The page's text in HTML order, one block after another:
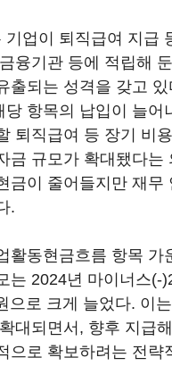
기업이 퇴직급여 지급
융기관 등에 적립해
출되는 성격을 갖고
항목의 납입이 늘어
퇴직급여 등 장기 비
금 규모가 확대됐다는
금이 줄어들지만 재무
.
활동현금흐름 항목 가
는 2024년 마이너스(-
으로 크게 늘었다. 이
대되면서, 향후 지급
으로 확보하려는 전략